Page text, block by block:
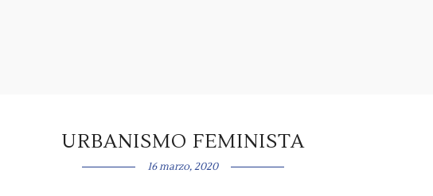
URBANISMO FEMINISTA
16 marzo, 2020